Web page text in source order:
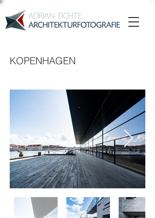
KOPENHAGEN